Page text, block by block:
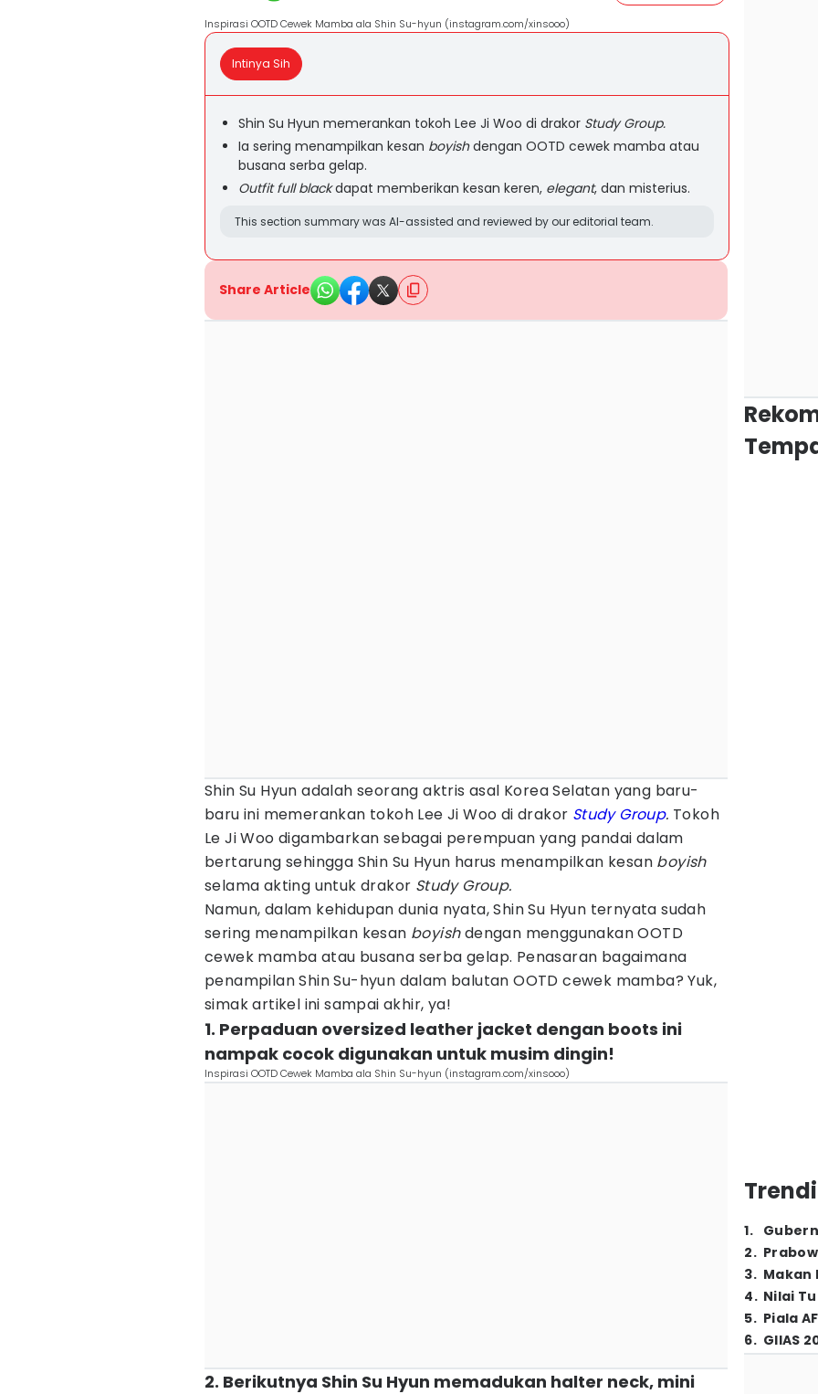
Inspirasi OOTD Cewek Mamba ala Shin Su-hyun (instagram.com/xinsooo)
Intinya Sih
Shin Su Hyun memerankan tokoh Lee Ji Woo di drakor Study Group.
Ia sering menampilkan kesan boyishdengan OOTD cewek mamba atau
busana serba gelap.
Outfit full blackdapat memberikan kesan keren, elegant, dan misterius.
This section summary was AI-assisted and reviewed by our editorial team.
Share Article
Shin Su Hyun adalah seorang aktris asal Korea Selatan yang baru-
baru ini memerankan tokoh Lee Ji Woo di drakor Study Group. Tokoh
Le Ji Woo digambarkan sebagai perempuan yang pandai dalam
bertarung sehingga Shin Su Hyun harus menampilkan kesan boyish
selama akting untuk drakor Study Group.
Namun, dalam kehidupan dunia nyata, Shin Su Hyun ternyata sudah
sering menampilkan kesan boyishdengan menggunakan OOTD
cewek mamba atau busana serba gelap. Penasaran bagaimana
penampilan Shin Su-hyun dalam balutan OOTD cewek mamba? Yuk,
simak artikel ini sampai akhir, ya!
1. Perpaduan oversized leather jacket dengan boots ini
nampak cocok digunakan untuk musim dingin!
Inspirasi OOTD Cewek Mamba ala Shin Su-hyun (instagram.com/xinsooo)
2. Berikutnya Shin Su Hyun memadukan halter neck, mini
1.
2.
3. Makan
4. Nilai
5. Piala
6. GIIAS